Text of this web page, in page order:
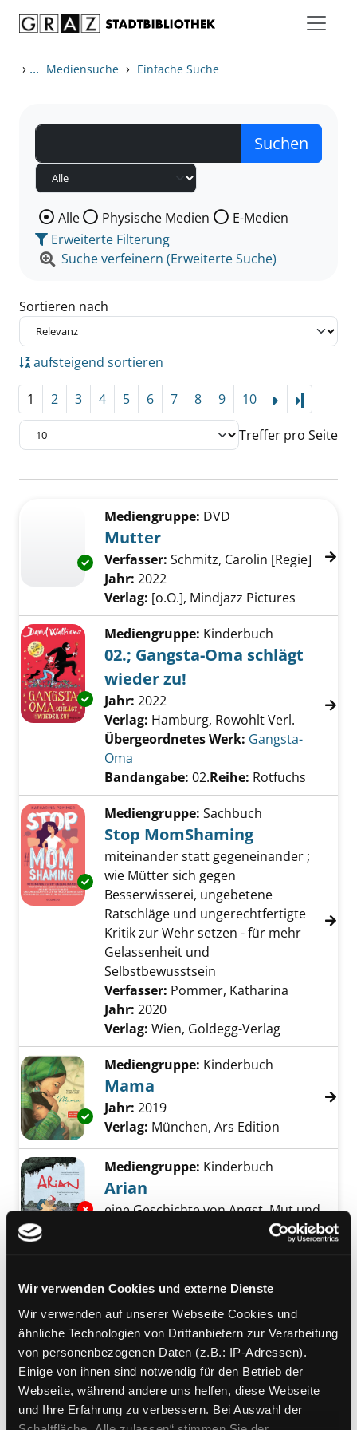
Wir verwenden Cookies und externe Dienste
Wir verwenden auf unserer Webseite Cookies und
ähnliche Technologien von Drittanbietern zur Verarbeitung
von personenbezogenen Daten (z.B.: IP-Adressen).
Einige von ihnen sind notwendig für den Betrieb der
Webseite, während andere uns helfen, diese Webseite
und Ihre Erfahrung zu verbessern. Bei Auswahl der
› ... Mediensuche › Einfache Suche
Wählen Sie die Medienart nach der Sie suchen wollen.
Alle Physische Medien
E-Medien
Erweiterte Filterung
Suche verfeinern (Erweiterte Suche)
Sortieren nach
aufsteigend sortieren
1 2 3 4 5 6 7 8 9 10
Treffer pro Seite
Zu den Suchfiltern springen
Exemplar-Details von Mutter anzeigen
Mediengruppe: DVD
Mutter
Verfasser: Schmitz, Carolin [Regie]
Jahr: 2022
Verlag: [o.O.], Mindjazz Pictures
Exemplar-Details von 02.; Gangsta-Oma
Mediengruppe: Kinderbuch
02.; Gangsta-Oma schlägt
wieder zu!
Suche nach diesem Verfasser
Jahr: 2022
Verlag: Hamburg, Rowohlt Verl.
Übergeordnetes Werk: Gangsta-
Oma
Bandangabe: 02.Reihe: Rotfuchs
Exemplar-Details von Stop MomShaming
Mediengruppe: Sachbuch
Stop MomShaming
miteinander statt gegeneinander ;
wie Mütter sich gegen
Besserwisserei, ungebetene
Ratschläge und ungerechtfertigte
Kritik zur Wehr setzen - für mehr
Gelassenheit und
Selbstbewusstsein
Verfasser: Pommer, Katharina
Jahr: 2020
Verlag: Wien, Goldegg-Verlag
Exemplar-Details von Mama anzeigen
Mediengruppe: Kinderbuch
Mama
Suche nach diesem Verfasser
Jahr: 2019
Verlag: München, Ars Edition
Exemplar-Details von Arian anzeigen
Mediengruppe: Kinderbuch
Arian
eine Geschichte von Angst, Mut und
Jahr:2025
Verlag:
Hildesheim, Monika Fuchs
Exemplar-Details von Und was sagt Mama?
Mediengruppe:Kinderbuch
Und was sagt Mama?
Verfasser: Böge, Dieter;Mölck-
Tassel, BerndSuche nach diesem
Jahr:2025